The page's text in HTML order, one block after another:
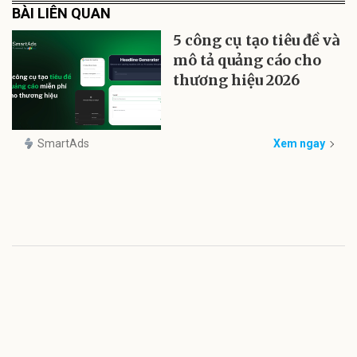
BÀI LIÊN QUAN
5 công cụ tạo tiêu đề và
mô tả quảng cáo cho
thương hiệu 2026
SmartAds Xem ngay